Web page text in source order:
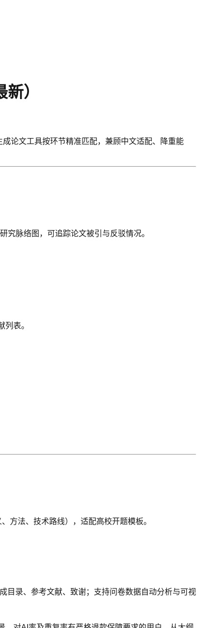
）
文工具按环节精准匹配，兼顾中文适配、降重能
究脉络图，可追踪论文被引与反驳情况。
列表。
方法、技术路线），适配高校开题模板。
目录、参考文献、致谢；支持问卷数据自动分析与可视